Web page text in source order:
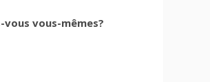
vous-mêmes?